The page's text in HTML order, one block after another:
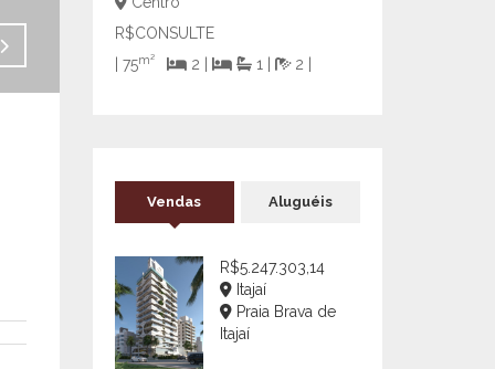
Venda - R$2.950.000,00
R$CONSULTE
| 75m² 2 | 1 | 2 |
Vendas Aluguéis
R$5.247.303,14
Itajaí
Praia Brava de
Itajaí